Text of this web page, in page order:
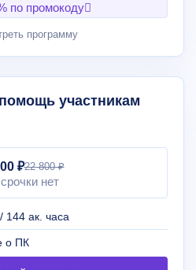
по промокоду
программу
участникам
₽22 800 ₽
нет
144 ак. часа
о ПК